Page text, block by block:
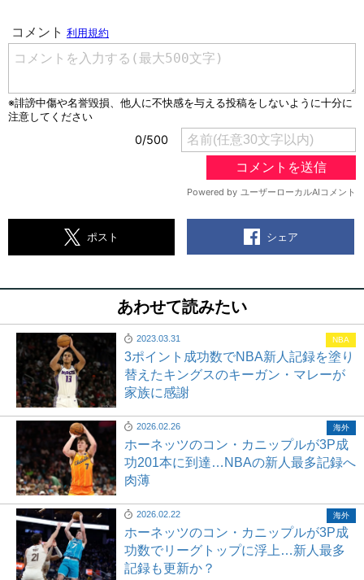
ポスト シェア
あわせて読みたい
2023.03.31
3ポイント成功数でNBA新人記録を塗り
替えたキングスのキーガン・マレーが
家族に感謝
NBA
2026.02.26
ホーネッツのコン・カニップルが3P成
功201本に到達…NBAの新人最多記録へ
肉薄
海外
2026.02.22
ホーネッツのコン・カニップルが3P成
功数でリーグトップに浮上…新人最多
記録も更新か？
海外